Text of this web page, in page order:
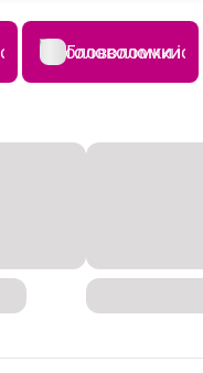
Головоломки